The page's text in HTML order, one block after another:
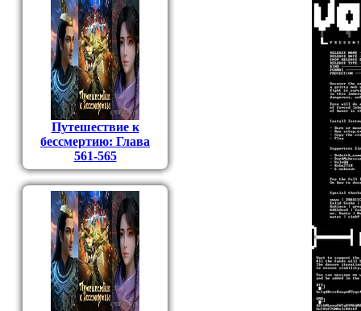
Путешествие к
бессмертию: Глава
561-565